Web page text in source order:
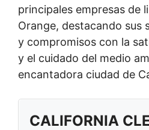
principales empresas de
Orange, destacando sus
y compromisos con la
y el cuidado del medio
encantadora ciudad de
CALIFORNIA